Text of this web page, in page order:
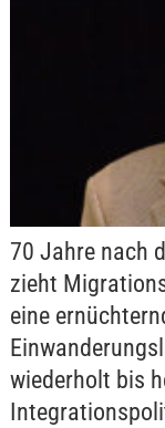
70 Jahre nach
zieht
eine
wiederholt bis